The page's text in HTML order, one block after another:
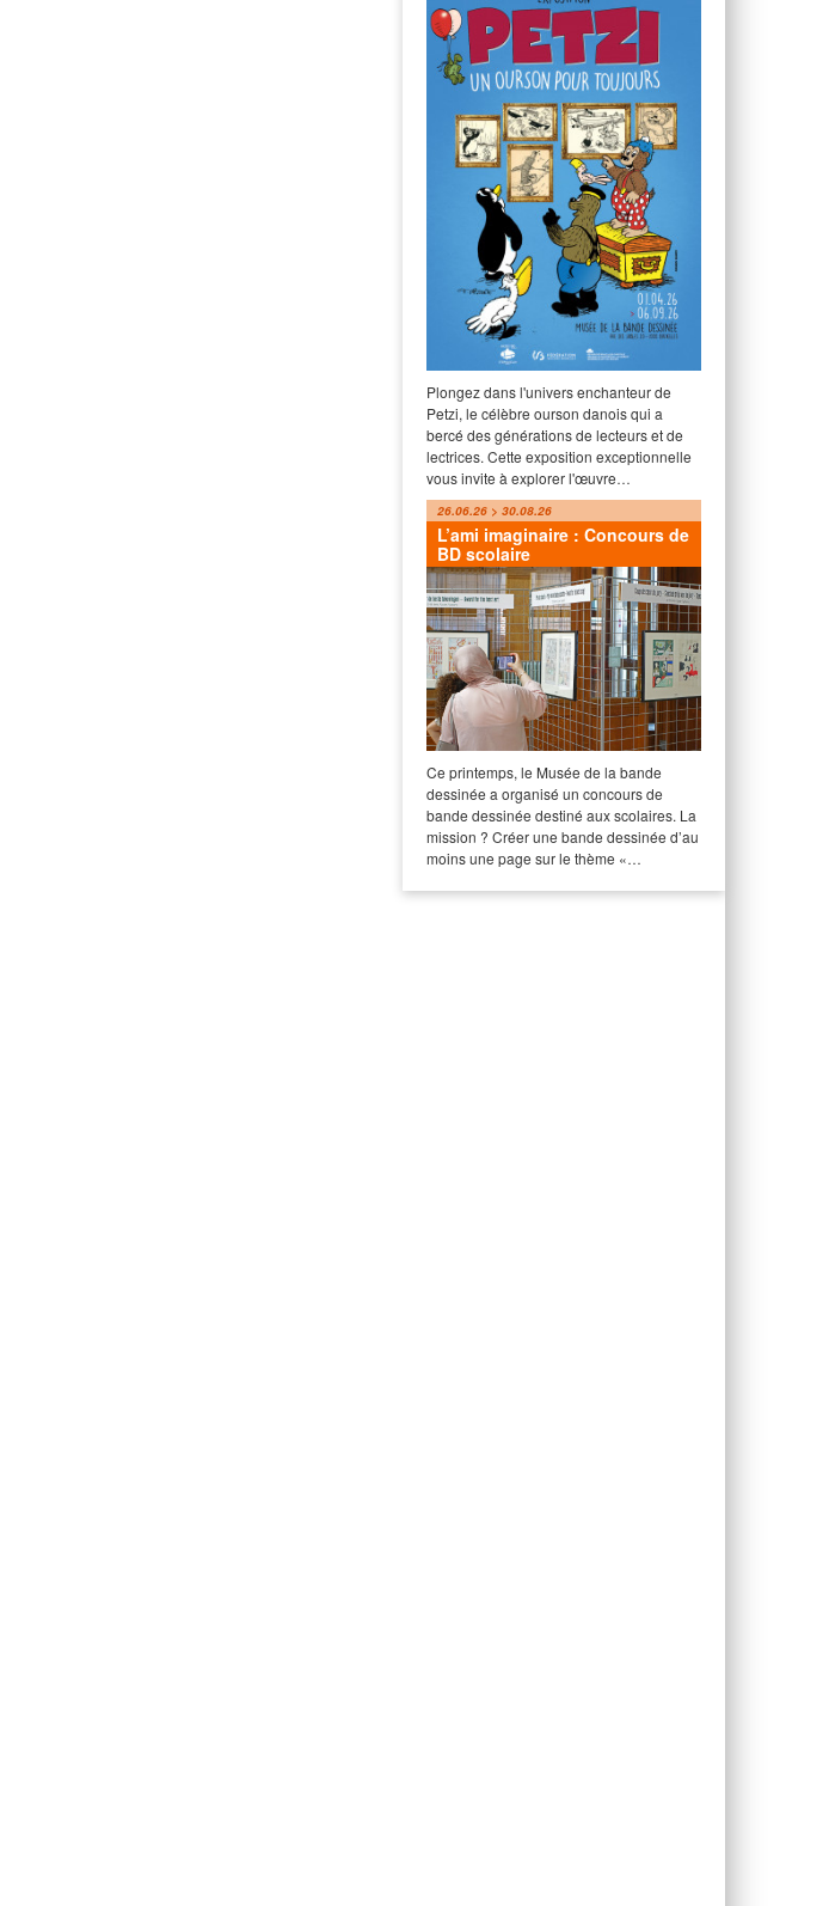
Plongez dans l'univers enchanteur de
Petzi, le célèbre ourson danois qui a
bercé des générations de lecteurs et de
lectrices. Cette exposition exceptionnelle
vous invite à explorer l'œuvre…
26.06.26 > 30.08.26
L’ami imaginaire : Concours de
BD scolaire
Ce printemps, le Musée de la bande
dessinée a organisé un concours de
bande dessinée destiné aux scolaires. La
mission ? Créer une bande dessinée d’au
moins une page sur le thème «…